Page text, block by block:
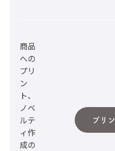
商品
への
プリ
ン
ト、
ノベ
ルテ
ィ作
成の
プリ